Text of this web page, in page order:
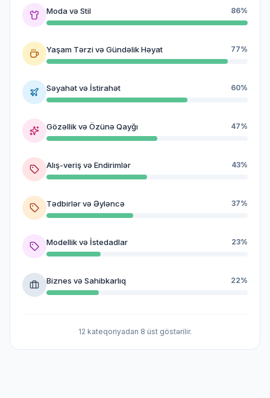
Moda və Stil 86%
Yaşam Tərzi və Gündəlik Həyat 77%
Səyahət və İstirahət 60%
Gözəllik və Özünə Qayğı 47%
Alış-veriş və Endirimlər 43%
Tədbirlər və Əyləncə 37%
Modellik və İstedadlar 23%
Biznes və Sahibkarlıq 22%
12 kateqoriyadan 8 üst göstərilir.